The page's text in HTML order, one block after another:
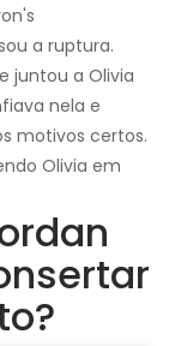
a ruptura.
juntou a Olivia
nela e
motivos certos.
Olivia em